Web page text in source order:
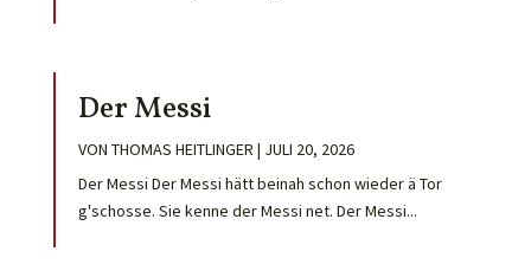
Der Messi
VON THOMAS HEITLINGER | JULI 20, 2026
Der Messi Der Messi hätt beinah schon wieder ä Tor
g'schosse. Sie kenne der Messi net. Der Messi...